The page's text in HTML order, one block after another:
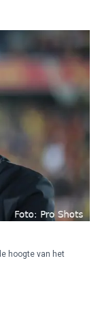
hoogte van het